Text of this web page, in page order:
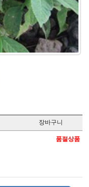
장바구니
품절상품